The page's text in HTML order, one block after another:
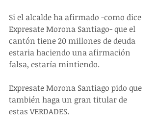
Si el alcalde ha afirmado -como dice
Expresate Morona Santiago- que el
cantón tiene 20 millones de deuda
estaria haciendo una afirmación
falsa, estaría mintiendo.
Expresate Morona Santiago pido que
también haga un gran titular de
estas VERDADES.